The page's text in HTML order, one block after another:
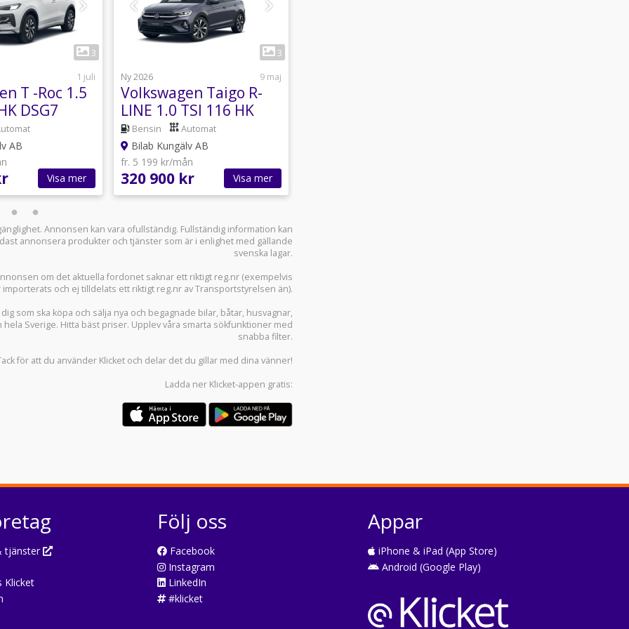
1
3
1 juli
T -Roc 1.5
DSG7
AB
Visa mer
1
3
Ny 2026
9 maj
Volkswagen Taigo R-
LINE 1.0 TSI 116 HK
DSG7
Bensin Automat
Bilab Kungälv AB
fr. 5 199 kr/mån
320 900 kr Visa mer
Annonsen kan vara ofullständig. Fullständig information kan
annonsera produkter och tjänster som är i enlighet med gällande
svenska lagar.
om det aktuella fordonet saknar ett riktigt reg.nr (exempelvis
och ej tilldelats ett riktigt reg.nr av Transportstyrelsen än).
som ska köpa och sälja nya och begagnade bilar, båtar, husvagnar,
Sverige. Hitta bäst priser. Upplev våra smarta sökfunktioner med
snabba filter.
för att du använder Klicket och delar det du gillar med dina vänner!
Ladda ner Klicket-appen gratis:
tjänster
Klicket
Följ oss
Facebook
Instagram
LinkedIn
#klicket
Appar
iPhone & iPad (App Store)
Android (Google Play)